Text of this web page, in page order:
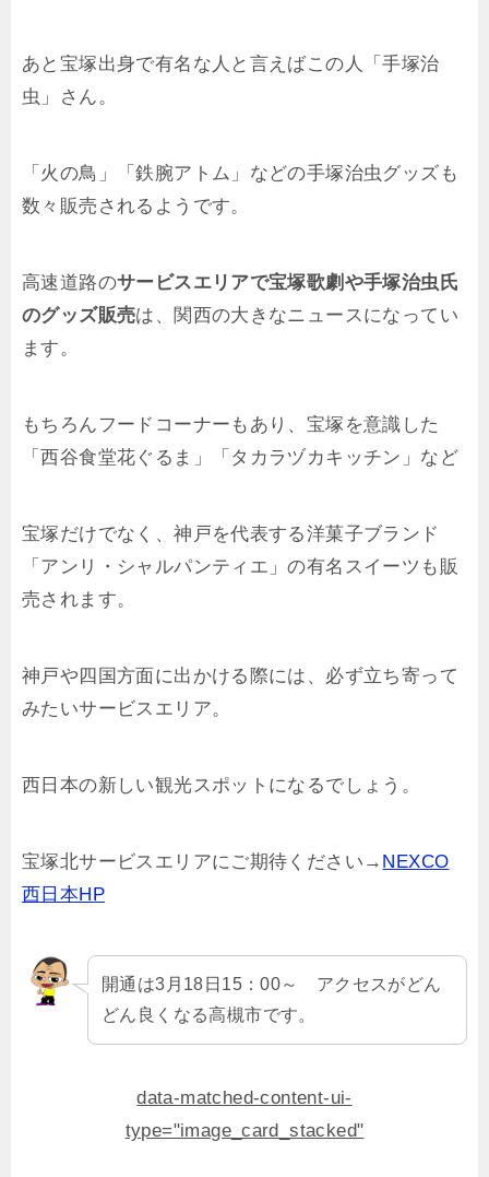
あと宝塚出身で有名な人と言えばこの人「手塚治
虫」さん。
「火の鳥」「鉄腕アトム」などの手塚治虫グッズも
数々販売されるようです。
高速道路のサービスエリアで宝塚歌劇や手塚治虫氏
のグッズ販売は、関西の大きなニュースになってい
ます。
もちろんフードコーナーもあり、宝塚を意識した
「西谷食堂花ぐるま」「タカラヅカキッチン」など
宝塚だけでなく、神戸を代表する洋菓子ブランド
「アンリ・シャルパンティエ」の有名スイーツも販
売されます。
神戸や四国方面に出かける際には、必ず立ち寄って
みたいサービスエリア。
西日本の新しい観光スポットになるでしょう。
宝塚北サービスエリアにご期待ください→ NEXCO
西日本HP
開通は3月18日15：00～ アクセスがどん
どん良くなる高槻市です。
data-matched-content-ui-
type="image_card_stacked"